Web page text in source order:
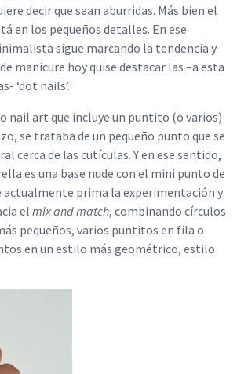
decir que sean aburridas. Más bien el
en los pequeños detalles. En ese
sigue marcando la tendencia y
manicure hoy quise destacar las –a esta
‘dot nails’.
nail art que incluye un puntito (o varios)
se trataba de un pequeño punto que se
cerca de las cutículas. Y en ese sentido,
es una base nude con el mini punto de
actualmente prima la experimentación y
el mix and match, combinando círculos
pequeños, varios puntitos en fila o
en un estilo más geométrico, estilo